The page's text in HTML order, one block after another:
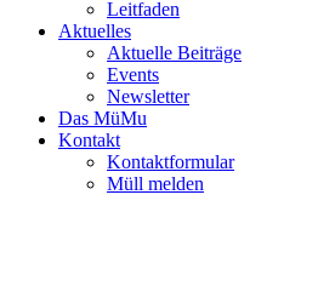
Leitfaden
Aktuelles
Aktuelle Beiträge
Events
Newsletter
Das MüMu
Kontakt
Kontaktformular
Müll melden